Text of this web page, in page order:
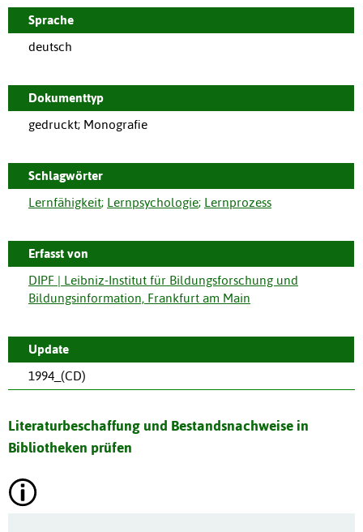
Sprache
deutsch
Dokumenttyp
gedruckt; Monografie
Schlagwörter
Lernfähigkeit; Lernpsychologie; Lernprozess
Erfasst von
DIPF | Leibniz-Institut für Bildungsforschung und
Bildungsinformation, Frankfurt am Main
Update
1994_(CD)
Literaturbeschaffung und Bestandsnachweise in
Bibliotheken prüfen